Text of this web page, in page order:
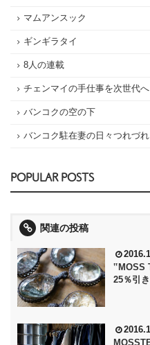
マムアンスック
ギンギラタイ
8人の連載
チェンマイの手仕事を次世代へ
バンコクの空の下
バンコク駐在妻の日々つれづれ
POPULAR POSTS
関連の投稿
‟MOSS
25％引き